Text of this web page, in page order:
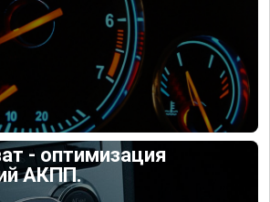
- оптимизация
АКПП.